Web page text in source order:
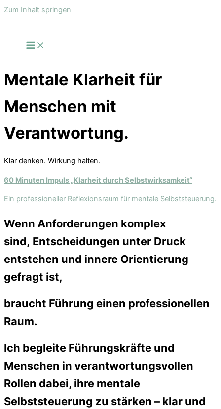
Zum Inhalt springen
Mentale Klarheit für
Menschen mit
Verantwortung.
Klar denken. Wirkung halten.
60 Minuten Impuls „Klarheit durch Selbstwirksamkeit“
Ein professioneller Reflexionsraum für mentale Selbststeuerung.
Wenn Anforderungen komplex
sind, Entscheidungen unter Druck
entstehen und innere Orientierung
gefragt ist,
braucht Führung einen professionellen
Raum.
Ich begleite Führungskräfte und
Menschen in verantwortungsvollen
Rollen dabei, ihre mentale
Selbststeuerung zu stärken – klar und